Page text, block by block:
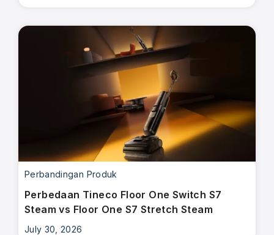
Perbandingan Produk
Perbedaan Tineco Floor One Switch S7
Steam vs Floor One S7 Stretch Steam
July 30, 2026